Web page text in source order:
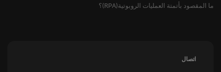
ما المقصود بأتمتة العمليات الروبوتية(RPA)؟
اتصال